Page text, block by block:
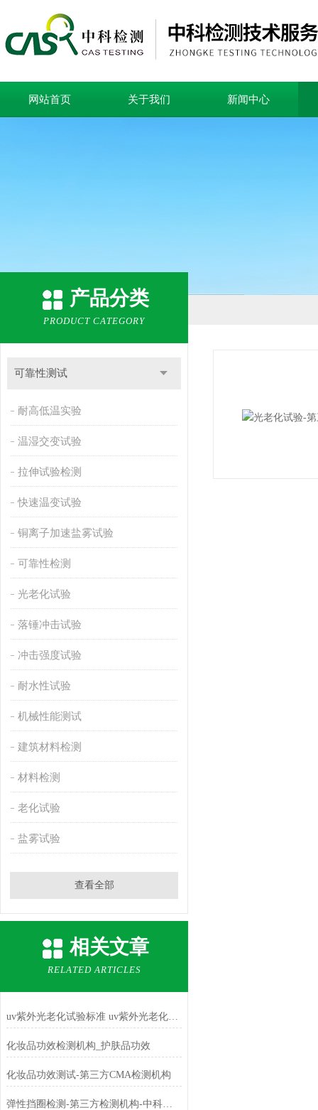
网站首页 关于我们 新闻中心
产品分类
PRODUCT CATEGORY
可靠性测试
耐高低温实验
温湿交变试验
拉伸试验检测
快速温变试验
铜离子加速盐雾试验
可靠性检测
光老化试验
落锤冲击试验
冲击强度试验
耐水性试验
机械性能测试
建筑材料检测
材料检测
老化试验
盐雾试验
查看全部
相关文章
RELATED ARTICLES
uv紫外光老化试验标准 uv紫外光老化试验方法
化妆品功效检测机构_护肤品功效
化妆品功效测试-第三方CMA检测机构
弹性挡圈检测-第三方检测机构-中科检测